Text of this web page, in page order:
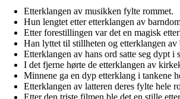
Etterklangen av musikken fylte rommet.
Hun lengtet etter etterklangen av
Etter forestillingen var det en magisk
Han lyttet til stillheten og etterklangen av
Etterklangen av hans ord satte seg dypt i
I det fjerne hørte de etterklangen av
Minnene ga en dyp etterklang i tankene
Etterklangen av latteren deres fylte hele
Etter den triste filmen ble det en stille